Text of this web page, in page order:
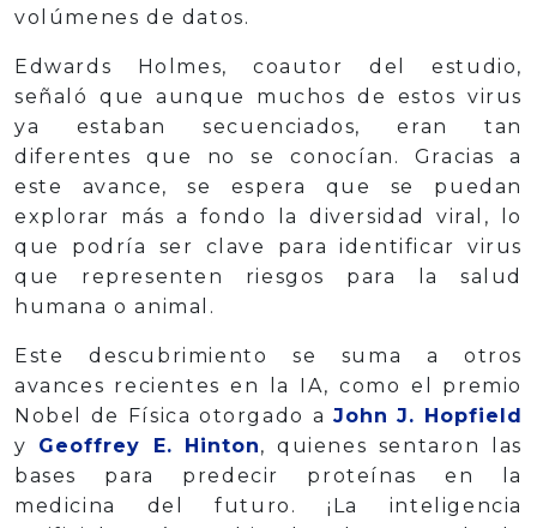
volúmenes de datos.
Edwards Holmes, coautor del estudio,
señaló que aunque muchos de estos virus
ya estaban secuenciados, eran tan
diferentes que no se conocían. Gracias a
este avance, se espera que se puedan
explorar más a fondo la diversidad viral, lo
que podría ser clave para identificar virus
que representen riesgos para la salud
humana o animal.
Este descubrimiento se suma a otros
avances recientes en la IA, como el premio
Nobel de Física otorgado aJohn J. Hopfield
y Geoffrey E. Hinton, quienes sentaron las
bases para predecir proteínas en la
medicina del futuro. ¡La inteligencia